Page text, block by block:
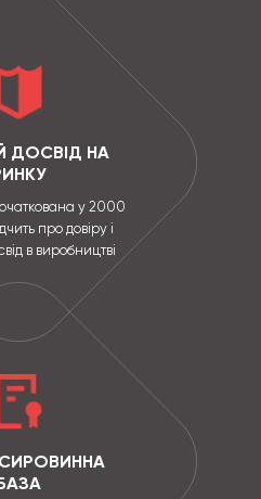
ДОСВІД НА
у 2000
про довіру і
в виробництві